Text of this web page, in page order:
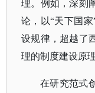
理。例如，深刻
论，以“天下国
设规律，超越了
理的制度建设原
在研究范式